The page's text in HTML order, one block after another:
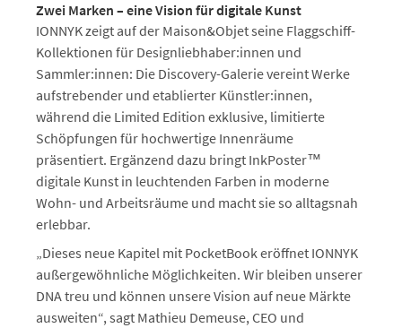
Zwei Marken – eine Vision für digitale Kunst
IONNYK zeigt auf der Maison&Objet seine Flaggschiff-
Kollektionen für Designliebhaber:innen und
Sammler:innen: Die Discovery-Galerie vereint Werke
aufstrebender und etablierter Künstler:innen,
während die Limited Edition exklusive, limitierte
Schöpfungen für hochwertige Innenräume
präsentiert. Ergänzend dazu bringt InkPoster™
digitale Kunst in leuchtenden Farben in moderne
Wohn- und Arbeitsräume und macht sie so alltagsnah
erlebbar.
„Dieses neue Kapitel mit PocketBook eröffnet IONNYK
außergewöhnliche Möglichkeiten. Wir bleiben unserer
DNA treu und können unsere Vision auf neue Märkte
ausweiten“, sagt Mathieu Demeuse, CEO und